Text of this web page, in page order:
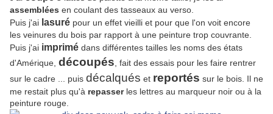
assemblées en coulant des tasseaux au verso.
Puis j'ai lasuré pour un effet vieilli et pour que l'on voit encore
les veinures du bois par rapport à une peinture trop couvrante.
Puis j'ai imprimé dans différentes tailles les noms des états
d'Amérique, découpés , fait des essais pour les faire rentrer
sur le cadre ... puis décalqués et reportés sur le bois. Il ne
me restait plus qu'à repasserles lettres au marqueur noir ou à la
peinture rouge.